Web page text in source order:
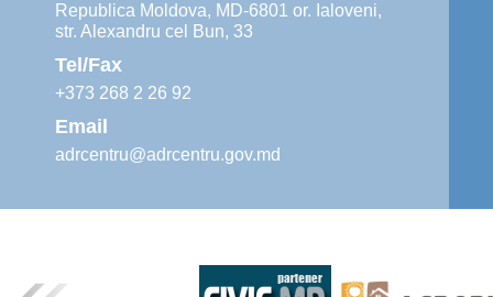
Republica Moldova, MD-6801 or. Ialoveni,
str. Alexandru cel Bun, 33
Tel/Fax
+373 268 2 26 92
Email
adrcentru@adrcentru.gov.md